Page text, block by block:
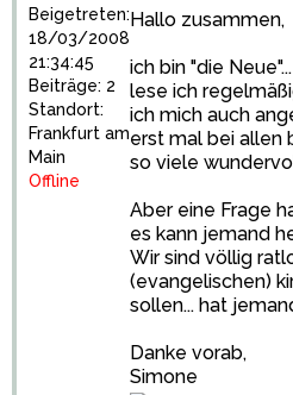
Beigetreten:
18/03/2008
21:34:45
Beiträge: 2
Standort:
Frankfurt am
Main
Offline
Hallo zusammen,
ich bin "die
lese ich
ich mich auch
erst mal bei allen
so viele
Aber eine Frage
es kann jemand
Wir sind völlig
(evangelischen)
sollen... hat
Danke vorab,
Simone